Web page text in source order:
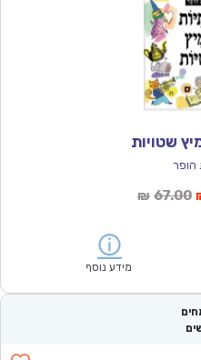
שטויות
הופר
₪ 67.00
מידע נוסף